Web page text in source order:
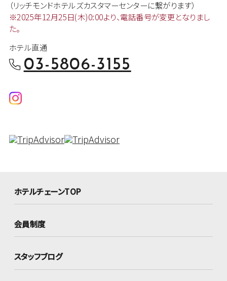
（リッチモンドホテルズカスタマーセンターに繋がります）
※2025年12月25日(木)0:00より、電話番号が変更となりまし
た。
ホテル直通
03-5806-3155
ホテルチェーンTOP
会員制度
スタッフブログ